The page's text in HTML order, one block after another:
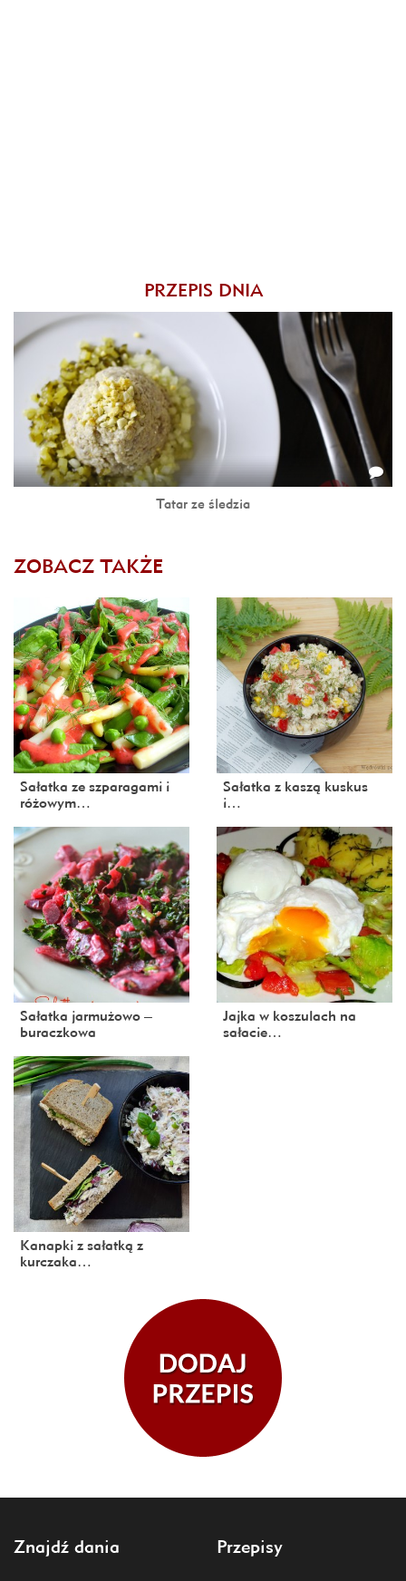
PRZEPIS DNIA
Tatar ze śledzia
ZOBACZ TAKŻE
Sałatka ze szparagami i
różowym…
Sałatka z kaszą kuskus
i…
Sałatka jarmużowo –
buraczkowa
Jajka w koszulach na
sałacie…
Kanapki z sałatką z
kurczaka…
Znajdź dania Przepisy